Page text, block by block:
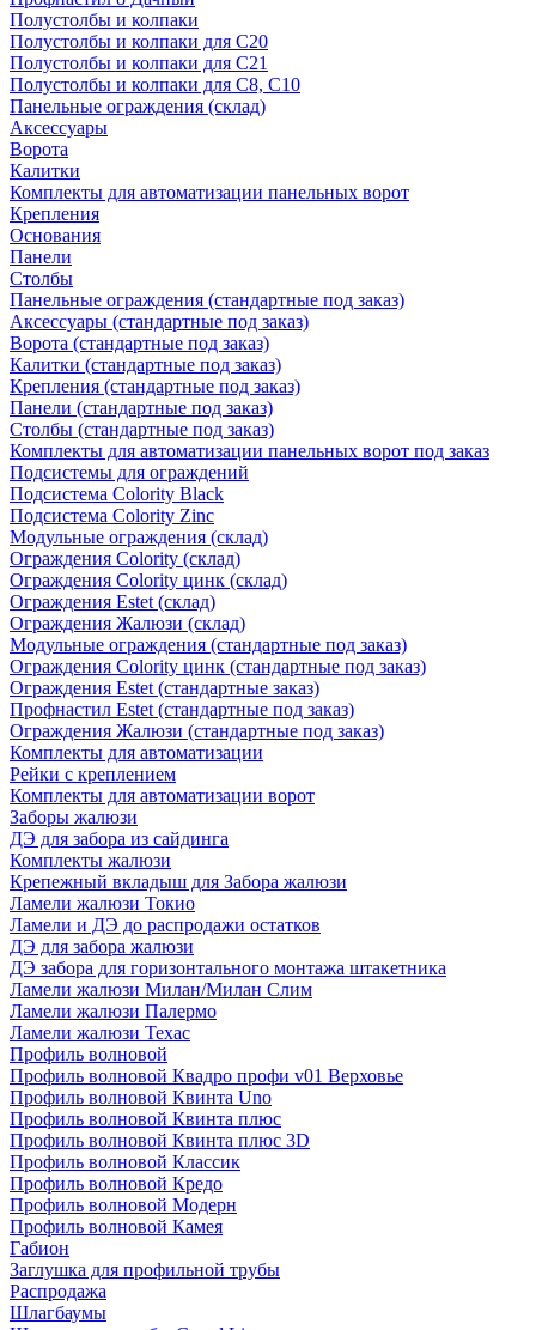
Полустолбы и колпаки
Полустолбы и колпаки для С20
Полустолбы и колпаки для С21
Полустолбы и колпаки для С8, С10
Панельные ограждения (склад)
Аксессуары
Ворота
Калитки
Комплекты для автоматизации панельных ворот
Крепления
Основания
Панели
Столбы
Панельные ограждения (стандартные под заказ)
Аксессуары (стандартные под заказ)
Ворота (стандартные под заказ)
Калитки (стандартные под заказ)
Крепления (стандартные под заказ)
Панели (стандартные под заказ)
Столбы (стандартные под заказ)
Комплекты для автоматизации панельных ворот под заказ
Подсистемы для ограждений
Подсистема Colority Black
Подсистема Colority Zinc
Модульные ограждения (склад)
Ограждения Colority (склад)
Ограждения Colority цинк (склад)
Ограждения Estet (склад)
Ограждения Жалюзи (склад)
Модульные ограждения (стандартные под заказ)
Ограждения Colority цинк (стандартные под заказ)
Ограждения Estet (стандартные заказ)
Профнастил Estet (стандартные под заказ)
Ограждения Жалюзи (стандартные под заказ)
Комплекты для автоматизации
Рейки с креплением
Комплекты для автоматизации ворот
Заборы жалюзи
ДЭ для забора из сайдинга
Комплекты жалюзи
Крепежный вкладыш для Забора жалюзи
Ламели жалюзи Токио
Ламели и ДЭ до распродажи остатков
ДЭ для забора жалюзи
ДЭ забора для горизонтального монтажа штакетника
Ламели жалюзи Милан/Милан Слим
Ламели жалюзи Палермо
Ламели жалюзи Техас
Профиль волновой
Профиль волновой Квадро профи v01 Верховье
Профиль волновой Квинта Uno
Профиль волновой Квинта плюс
Профиль волновой Квинта плюс 3D
Профиль волновой Классик
Профиль волновой Кредо
Профиль волновой Модерн
Профиль волновой Камея
Габион
Заглушка для профильной трубы
Распродажа
Шлагбаумы